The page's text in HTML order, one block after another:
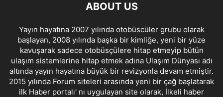
ABOUT US
Yayın hayatına 2007 yılında otobüscüler grubu olarak
başlayan, 2008 yılında başka bir kimliğe, yeni bir yüze
kavuşarak sadece otobüsçülere hitap etmeyip bütün
ulaşım sistemlerine hitap etmek adına Ulaşım Dünyası adı
altında yayın hayatına büyük bir revizyonla devam etmiştir.
2015 yılında Forum siteleri arasında yeni bir çağ başlatarak
ilk Haber portalı' nı uygulayan site olarak, İlkeli haber